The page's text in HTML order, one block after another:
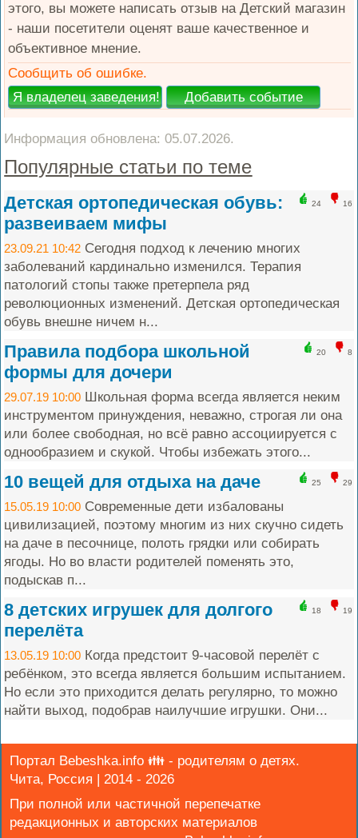
этого, вы можете написать отзыв на Детский магазин
- наши посетители оценят ваше качественное и
объективное мнение.
Сообщить об ошибке.
Информация обновлена: 05.07.2026.
Популярные статьи по теме
24 16
Детская ортопедическая обувь:
развеиваем мифы
23.09.21 10:42 Сегодня подход к лечению многих
заболеваний кардинально изменился. Терапия
патологий стопы также претерпела ряд
революционных изменений. Детская ортопедическая
обувь внешне ничем н...
20 8
Правила подбора школьной
формы для дочери
29.07.19 10:00 Школьная форма всегда является неким
инструментом принуждения, неважно, строгая ли она
или более свободная, но всё равно ассоциируется с
однообразием и скукой. Чтобы избежать этого...
25 29
10 вещей для отдыха на даче
15.05.19 10:00 Современные дети избалованы
цивилизацией, поэтому многим из них скучно сидеть
на даче в песочнице, полоть грядки или собирать
ягоды. Но во власти родителей поменять это,
подыскав п...
18 19
8 детских игрушек для долгого
перелёта
13.05.19 10:00 Когда предстоит 9-часовой перелёт с
ребёнком, это всегда является большим испытанием.
Но если это приходится делать регулярно, то можно
найти выход, подобрав наилучшие игрушки. Они...
Портал Bebeshka.info 👪 - родителям о детях.
Чита, Россия | 2014 - 2026
При полной или частичной перепечатке
редакционных и авторских материалов